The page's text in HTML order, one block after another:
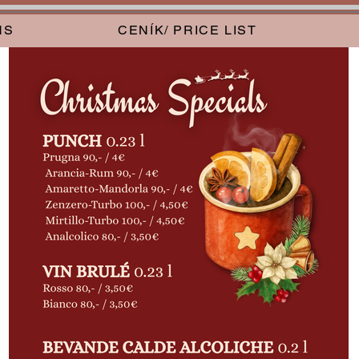
CENÍK/ PRICE LIST